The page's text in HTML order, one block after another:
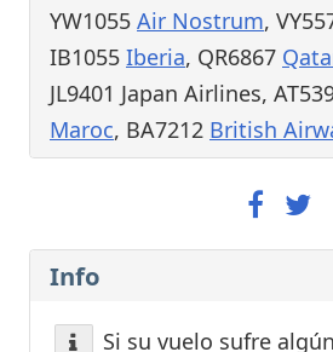
YW1055 Air Nostrum,
IB1055 Iberia, QR6867
JL9401 Japan Airlines,
Maroc, BA7212 British
Info
Si su vuelo sufre